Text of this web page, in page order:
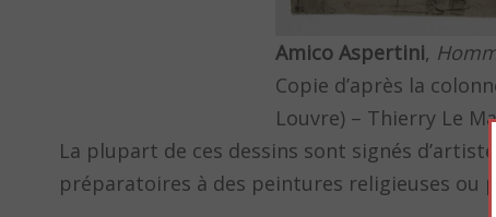
Amico Aspertini,
Copie d’après la
Louvre) – Thierry Le
La plupart de ces dessins sont signés
préparatoires à des peintures religieuses ou